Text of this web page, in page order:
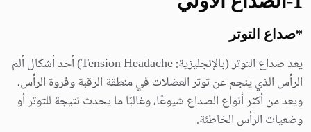
*صداع التوتر
يعد صداع التوتر (بالإنجليزية: Tension Headache) أحد أشكال ألم
الرأس الذي ينجم عن توتر العضلات في منطقة الرقبة وفروة الرأس،
ويعد من أكثر أنواع الصداع شيوعًا، وغالبًا ما يحدث نتيجة للتوتر أو
وضعيات الرأس الخاطئة.